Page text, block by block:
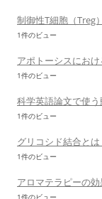
制御性T細胞（Treg
1件のビュー
アポトーシスにお
1件のビュー
科学英語論文で使
1件のビュー
グリコシド結合と
1件のビュー
アロマテラピーの
1件のビュー